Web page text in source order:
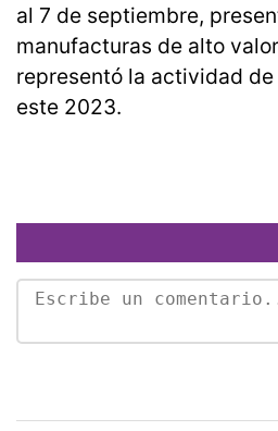
al 7 de septiembre,
manufacturas de alto
representó la actividad
este 2023.